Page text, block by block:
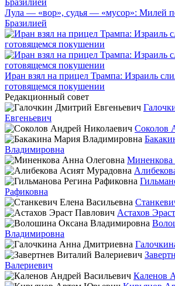
Лула — «вор», судья — «мусор»: Милей
Бразилией
Иран взял на прицел Трампа: Израиль
готовящемся покушении
Редакционный совет
Евгеньевич
Соколов
Владимировна
Миненкова
Рафиковна
Астахов
Владимировна
Валериевич
Каленов